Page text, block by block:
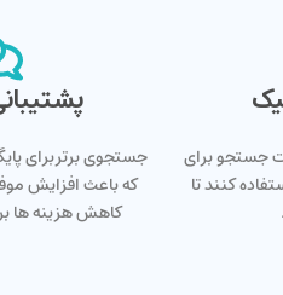
جستجو برای
کنند تا
جستجوی برتر برای
که باعث افزایش
کاهش هزینه ها